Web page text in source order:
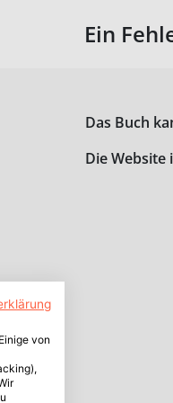
Ein
Das Buch
Die
von